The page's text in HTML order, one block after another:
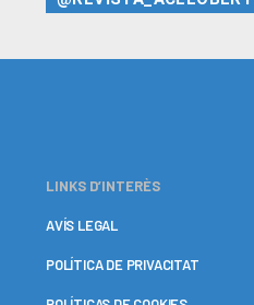
LINKS D’INTERÈS
AVÍS LEGAL
POLÍTICA DE PRIVACITAT